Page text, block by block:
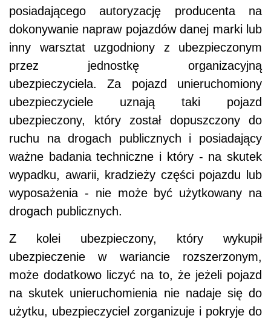
posiadającego autoryzację producenta na
dokonywanie napraw pojazdów danej marki lub
inny warsztat uzgodniony z ubezpieczonym
przez jednostkę organizacyjną
ubezpieczyciela. Za pojazd unieruchomiony
ubezpieczyciele uznają taki pojazd
ubezpieczony, który został dopuszczony do
ruchu na drogach publicznych i posiadający
ważne badania techniczne i który - na skutek
wypadku, awarii, kradzieży części pojazdu lub
wyposażenia - nie może być użytkowany na
drogach publicznych.
Z kolei ubezpieczony, który wykupił
ubezpieczenie w wariancie rozszerzonym,
może dodatkowo liczyć na to, że jeżeli pojazd
na skutek unieruchomienia nie nadaje się do
użytku, ubezpieczyciel zorganizuje i pokryje do